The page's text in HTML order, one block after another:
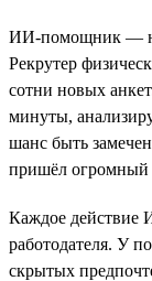
ИИ-помощник — не
Рекрутер
сотни новых
минуты,
шанс быть
пришёл огромный
Каждое действие
работодателя. У
скрытых